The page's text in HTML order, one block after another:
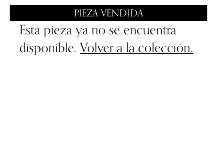
PIEZA VENDIDA
Esta pieza ya no se encuentra
disponible.Volver a la colección.